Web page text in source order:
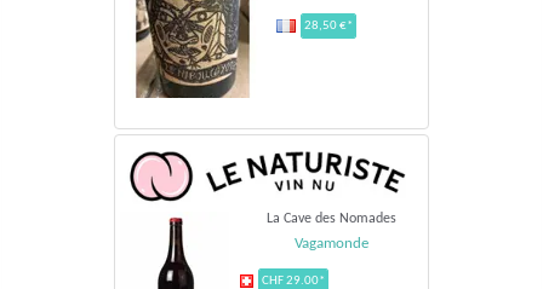
28,50 €*
La Cave des Nomades
Vagamonde
CHF 29.00*